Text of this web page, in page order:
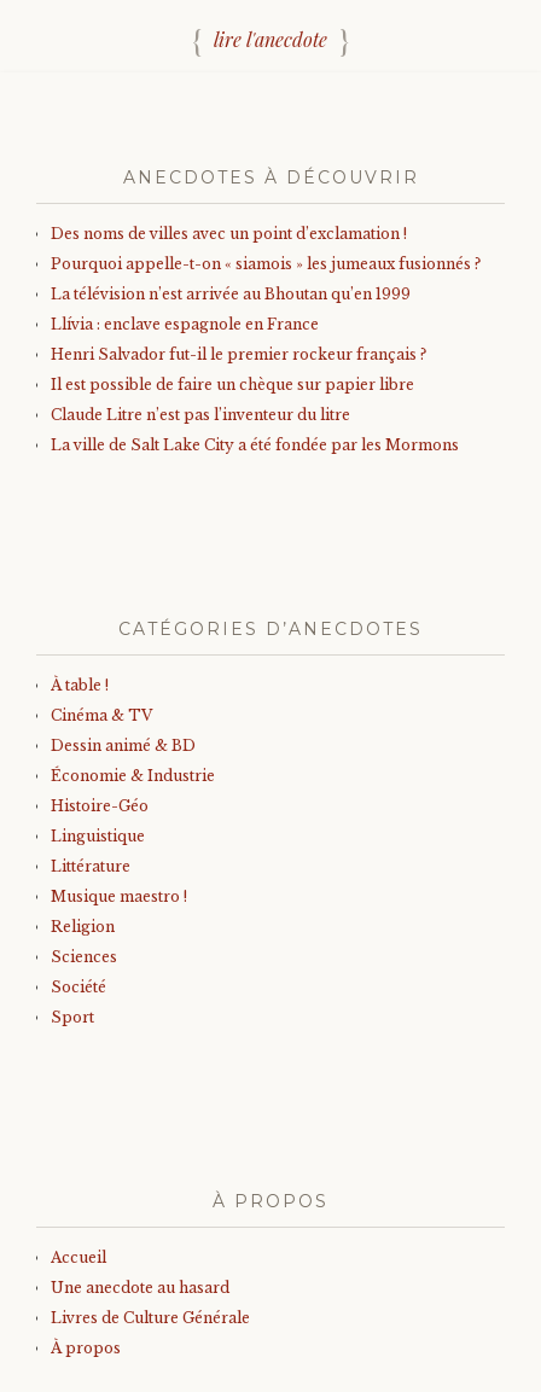
lire l'anecdote
ANECDOTES À DÉCOUVRIR
Des noms de villes avec un point d’exclamation !
Pourquoi appelle-t-on « siamois » les jumeaux fusionnés ?
La télévision n’est arrivée au Bhoutan qu’en 1999
Llívia : enclave espagnole en France
Henri Salvador fut-il le premier rockeur français ?
Il est possible de faire un chèque sur papier libre
Claude Litre n’est pas l’inventeur du litre
La ville de Salt Lake City a été fondée par les Mormons
CATÉGORIES D’ANECDOTES
À table !
Cinéma & TV
Dessin animé & BD
Économie & Industrie
Histoire-Géo
Linguistique
Littérature
Musique maestro !
Religion
Sciences
Société
Sport
À PROPOS
Accueil
Une anecdote au hasard
Livres de Culture Générale
À propos